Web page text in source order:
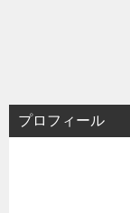
プロフィール